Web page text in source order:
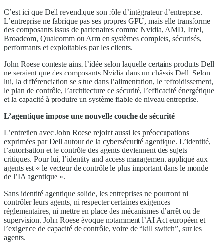
C’est ici que Dell revendique son rôle d’intégrateur d’entreprise.
L’entreprise ne fabrique pas ses propres GPU, mais elle transforme
des composants issus de partenaires comme Nvidia, AMD, Intel,
Broadcom, Qualcomm ou Arm en systèmes complets, sécurisés,
performants et exploitables par les clients.
John Roese conteste ainsi l’idée selon laquelle certains produits Dell
ne seraient que des composants Nvidia dans un châssis Dell. Selon
lui, la différenciation se situe dans l’alimentation, le refroidissement,
le plan de contrôle, l’architecture de sécurité, l’efficacité énergétique
et la capacité à produire un système fiable de niveau entreprise.
L’agentique impose une nouvelle couche de sécurité
L’entretien avec John Roese rejoint aussi les préoccupations
exprimées par Dell autour de la cybersécurité agentique. L’identité,
l’autorisation et le contrôle des agents deviennent des sujets
critiques. Pour lui, l’identity and access management appliqué aux
agents est « le vecteur de contrôle le plus important dans le monde
de l’IA agentique ».
Sans identité agentique solide, les entreprises ne pourront ni
contrôler leurs agents, ni respecter certaines exigences
réglementaires, ni mettre en place des mécanismes d’arrêt ou de
supervision. John Roese évoque notamment l’AI Act européen et
l’exigence de capacité de contrôle, voire de “kill switch”, sur les
agents.